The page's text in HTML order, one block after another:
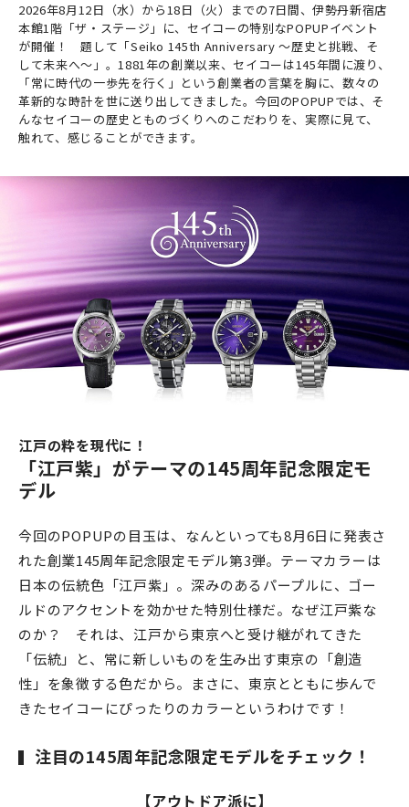
2026年8月12日（水）から18日（火）までの7日間、伊勢丹新宿店
本館1階「ザ・ステージ」に、セイコーの特別なPOPUPイベント
が開催！ 題して「Seiko 145th Anniversary ～歴史と挑戦、そ
して未来へ～」。1881年の創業以来、セイコーは145年間に渡り、
「常に時代の一歩先を行く」という創業者の言葉を胸に、数々の
革新的な時計を世に送り出してきました。今回のPOPUPでは、そ
んなセイコーの歴史とものづくりへのこだわりを、実際に見て、
触れて、感じることができます。
江戸の粋を現代に！
「江戸紫」がテーマの145周年記念限定モ
デル
今回のPOPUPの目玉は、なんといっても8月6日に発表さ
れた創業145周年記念限定モデル第3弾。テーマカラーは
日本の伝統色「江戸紫」。深みのあるパープルに、ゴー
ルドのアクセントを効かせた特別仕様だ。なぜ江戸紫な
のか？ それは、江戸から東京へと受け継がれてきた
「伝統」と、常に新しいものを生み出す東京の「創造
性」を象徴する色だから。まさに、東京とともに歩んで
きたセイコーにぴったりのカラーというわけです！
注目の145周年記念限定モデルをチェック！
【アウトドア派に】